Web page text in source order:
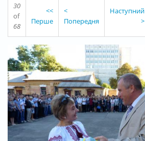
30
of
68
<<
Перше
<
Попередня
Наступний
>